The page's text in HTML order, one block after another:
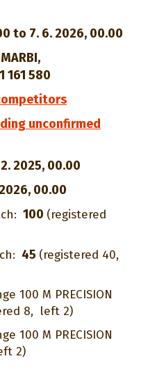
to 7. 6. 2026, 00.00
,
161 580
unconfirmed
2025, 00.00
00.00
100 (registered
45 (registered 40,
100 M PRECISION
8, left 2)
100 M PRECISION
2)